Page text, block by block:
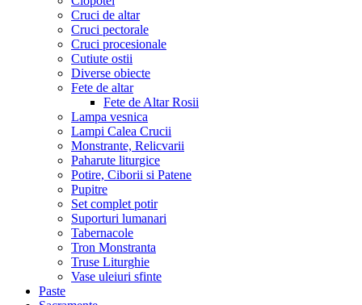
Cruci de altar
Cruci pectorale
Cruci procesionale
Cutiute ostii
Diverse obiecte
Fete de altar
Fete de Altar Rosii
Lampa vesnica
Lampi Calea Crucii
Monstrante, Relicvarii
Paharute liturgice
Potire, Ciborii si Patene
Pupitre
Set complet potir
Suporturi lumanari
Tabernacole
Tron Monstranta
Truse Liturghie
Vase uleiuri sfinte
Paste